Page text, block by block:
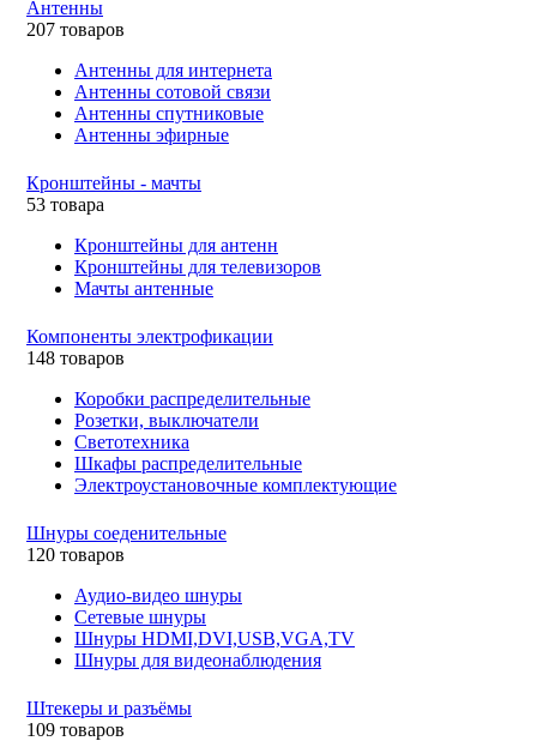
Антенны
207 товаров
Антенны для интернета
Антенны сотовой связи
Антенны спутниковые
Антенны эфирные
Кронштейны - мачты
53 товара
Кронштейны для антенн
Кронштейны для телевизоров
Мачты антенные
Компоненты электрофикации
148 товаров
Коробки распределительные
Розетки, выключатели
Светотехника
Шкафы распределительные
Электроустановочные комплектующие
Шнуры соеденительные
120 товаров
Аудио-видео шнуры
Сетевые шнуры
Шнуры HDMI,DVI,USB,VGA,TV
Шнуры для видеонаблюдения
Штекеры и разъёмы
109 товаров